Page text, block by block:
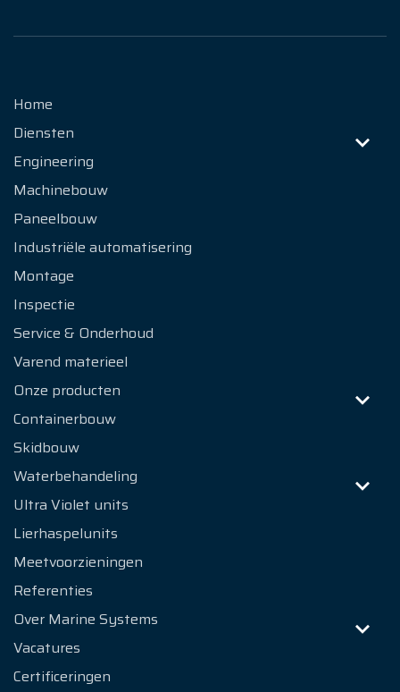
Home
Diensten
Engineering
Machinebouw
Paneelbouw
Industriële automatisering
Montage
Inspectie
Service & Onderhoud
Varend materieel
Onze producten
Containerbouw
Skidbouw
Waterbehandeling
Ultra Violet units
Lierhaspelunits
Meetvoorzieningen
Referenties
Over Marine Systems
Vacatures
Certificeringen